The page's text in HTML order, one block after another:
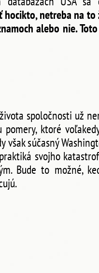
netreba na
alebo nie.
spoločnosti už
ktoré
súčasný
svojho
Bude to možné,